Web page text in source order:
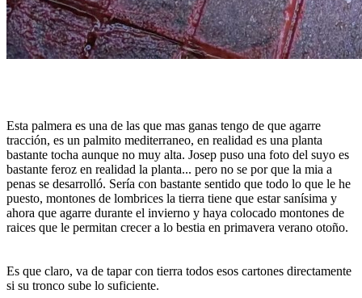
Esta palmera es una de las que mas ganas tengo de que agarre
tracción, es un palmito mediterraneo, en realidad es una planta
bastante tocha aunque no muy alta. Josep puso una foto del suyo es
bastante feroz en realidad la planta... pero no se por que la mia a
penas se desarrolló. Sería con bastante sentido que todo lo que le he
puesto, montones de lombrices la tierra tiene que estar sanísima y
ahora que agarre durante el invierno y haya colocado montones de
raices que le permitan crecer a lo bestia en primavera verano otoño.
Es que claro, va de tapar con tierra todos esos cartones directamente
si su tronco sube lo suficiente.